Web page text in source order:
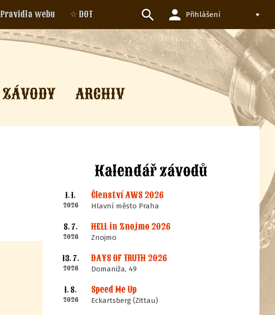
search person Přihlášení
Pravidla webu ☆ DOT
ZÁVODY ARCHIV
Kalendář závodů
1. 1.
2026
Členství AWS 2026
Hlavní město Praha
8. 7.
2026
HELL in Znojmo 2026
Znojmo
13. 7.
2026
DAYS OF TRUTH 2026
Domaniža, 49
1. 8.
2026
Speed Me Up
Eckartsberg (Zittau)